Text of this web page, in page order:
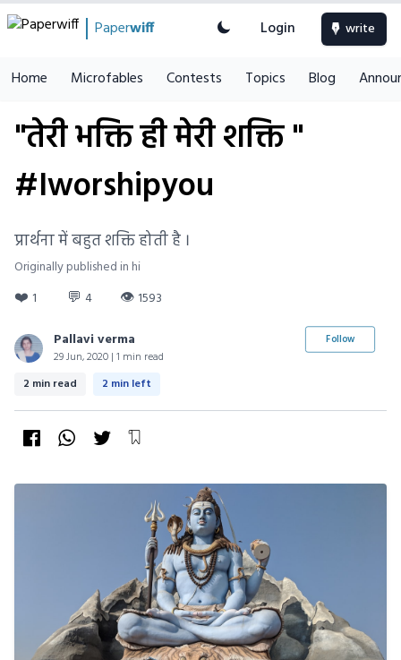
Paperwiff Login write
Home Microfables Contests Topics Blog
"तेरी भक्ति ही मेरी शक्ति "
#Iworshipyou
प्रार्थना में बहुत शक्ति होती है ।
Originally published in hi
❤️ 1 💬 4 👁 1593
Pallavi verma
29 Jun, 2020 | 1 min read
Follow
2 min read 2 min left